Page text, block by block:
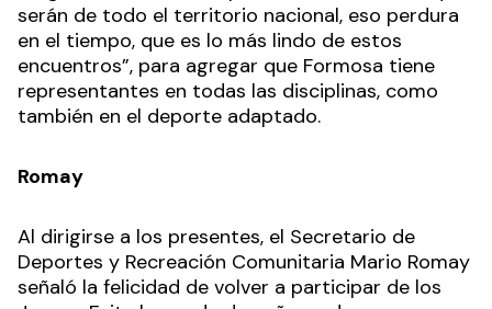
serán de todo el territorio nacional, eso perdura
en el tiempo, que es lo más lindo de estos
encuentros”, para agregar que Formosa tiene
representantes en todas las disciplinas, como
también en el deporte adaptado.
Romay
Al dirigirse a los presentes, el Secretario de
Deportes y Recreación Comunitaria Mario Romay
señaló la felicidad de volver a participar de los